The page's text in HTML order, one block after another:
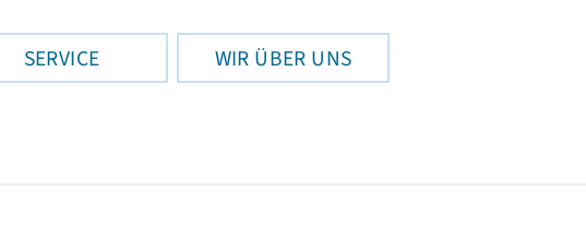
SERVICE WIR ÜBER UNS